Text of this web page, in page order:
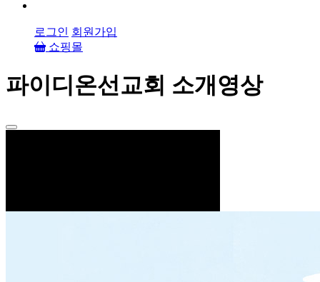
로그인 회원가입
쇼핑몰
파이디온선교회 소개영상